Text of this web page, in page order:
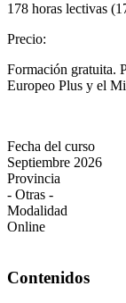
178 horas lectivas
Precio:
Formación gratuita.
Europeo Plus y el
Fecha del curso
Septiembre 2026
Provincia
- Otras -
Modalidad
Online
Contenidos